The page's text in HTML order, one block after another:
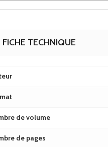
FICHE TECHNIQUE
de volume
de pages